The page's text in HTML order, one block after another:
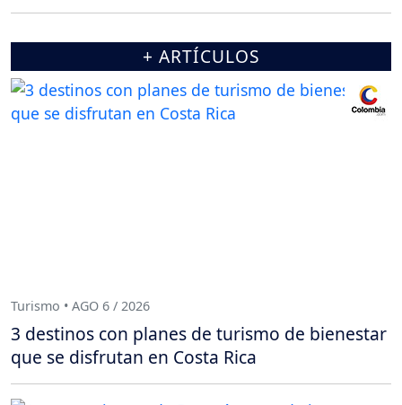
+ ARTÍCULOS
Turismo • AGO 6 / 2026
3 destinos con planes de turismo de bienestar
que se disfrutan en Costa Rica